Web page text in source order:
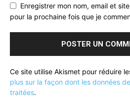
Enregistrer mon nom, email et
pour la prochaine fois que je
Ce site utilise Akismet pour réduire
plus sur la façon dont les données
traitées.